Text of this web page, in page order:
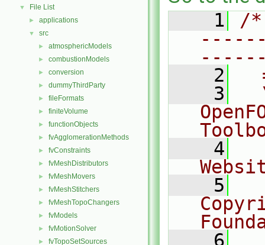
▼ File List
► applications
▼ src
► atmosphericModels
► combustionModels
► conversion
► dummyThirdParty
► fileFormats
► finiteVolume
► functionObjects
► fvAgglomerationMethods
► fvConstraints
► fvMeshDistributors
► fvMeshMovers
► fvMeshStitchers
► fvMeshTopoChangers
► fvModels
► fvMotionSolver
► fvTopoSetSources
    1
/
    2
    3
    4
    5
    6